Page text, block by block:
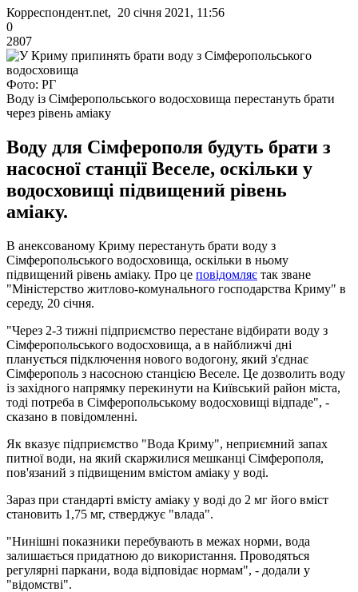
Корреспондент.net, 20 січня 2021, 11:56
0
2807
Фото: РГ
Воду із Сімферопольського водосховища перестануть брати
через рівень аміаку
Воду для Сімферополя будуть брати з
насосної станції Веселе, оскільки у
водосховищі підвищений рівень
аміаку.
В анексованому Криму перестануть брати воду з
Сімферопольського водосховища, оскільки в ньому
підвищений рівень аміаку. Про це повідомляє так зване
"Міністерство житлово-комунального господарства Криму" в
середу, 20 січня.
"Через 2-3 тижні підприємство перестане відбирати воду з
Сімферопольського водосховища, а в найближчі дні
планується підключення нового водогону, який з'єднає
Сімферополь з насосною станцією Веселе. Це дозволить воду
із західного напрямку перекинути на Київський район міста,
тоді потреба в Сімферопольському водосховищі відпаде", -
сказано в повідомленні.
Як вказує підприємство "Вода Криму", неприємний запах
питної води, на який скаржилися мешканці Сімферополя,
пов'язаний з підвищеним вмістом аміаку у воді.
Зараз при стандарті вмісту аміаку у воді до 2 мг його вміст
становить 1,75 мг, стверджує "влада".
"Нинішні показники перебувають в межах норми, вода
залишається придатною до використання. Проводяться
регулярні паркани, вода відповідає нормам", - додали у
"відомстві".